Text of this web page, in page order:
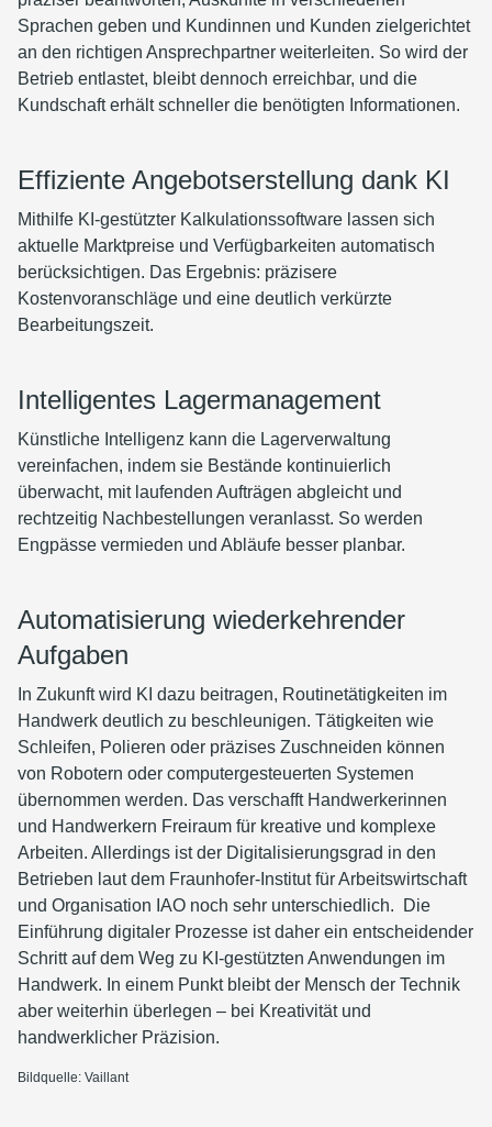
Sprachen geben und Kundinnen und Kunden zielgerichtet
an den richtigen Ansprechpartner weiterleiten. So wird der
Betrieb entlastet, bleibt dennoch erreichbar, und die
Kundschaft erhält schneller die benötigten Informationen.
Effiziente Angebotserstellung dank KI
Mithilfe KI-gestützter Kalkulationssoftware lassen sich
aktuelle Marktpreise und Verfügbarkeiten automatisch
berücksichtigen. Das Ergebnis: präzisere
Kostenvoranschläge und eine deutlich verkürzte
Bearbeitungszeit.
Intelligentes Lagermanagement
Künstliche Intelligenz kann die Lagerverwaltung
vereinfachen, indem sie Bestände kontinuierlich
überwacht, mit laufenden Aufträgen abgleicht und
rechtzeitig Nachbestellungen veranlasst. So werden
Engpässe vermieden und Abläufe besser planbar.
Automatisierung wiederkehrender
Aufgaben
In Zukunft wird KI dazu beitragen, Routinetätigkeiten im
Handwerk deutlich zu beschleunigen. Tätigkeiten wie
Schleifen, Polieren oder präzises Zuschneiden können
von Robotern oder computergesteuerten Systemen
übernommen werden. Das verschafft Handwerkerinnen
und Handwerkern Freiraum für kreative und komplexe
Arbeiten. Allerdings ist der Digitalisierungsgrad in den
Betrieben laut dem Fraunhofer-Institut für Arbeitswirtschaft
und Organisation IAO noch sehr unterschiedlich. Die
Einführung digitaler Prozesse ist daher ein entscheidender
Schritt auf dem Weg zu KI-gestützten Anwendungen im
Handwerk. In einem Punkt bleibt der Mensch der Technik
aber weiterhin überlegen – bei Kreativität und
handwerklicher Präzision.
Bildquelle: Vaillant